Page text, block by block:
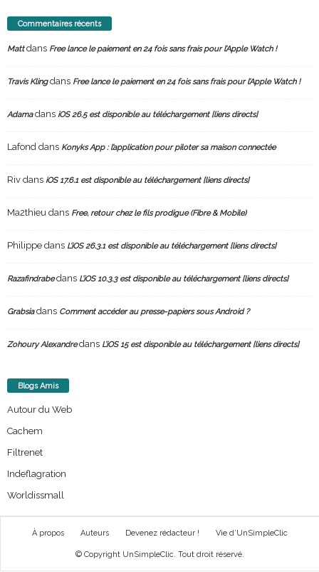
Commentaires récents
Mattdans Free lance le paiement en 24 fois sans frais pour l’Apple Watch !
Travis Klingdans Free lance le paiement en 24 fois sans frais pour l’Apple Watch !
Adamadans iOS 26.5 est disponible au téléchargement [liens directs]
Lafond dans Konyks App : l’application pour piloter sa maison connectée
Riv dans iOS 17.6.1 est disponible au téléchargement [liens directs]
Ma2thieu dans Free, retour chez le fils prodigue (Fibre & Mobile)
Philippe dans L’iOS 26.3.1 est disponible au téléchargement [liens directs]
Razafindrabedans L’iOS 10.3.3 est disponible au téléchargement [liens directs]
Grabsiadans Comment accéder au presse-papiers sous Android ?
Zohoury Alexandredans L’iOS 15 est disponible au téléchargement [liens directs]
Blogs Amis
Autour du Web
Cachem
Filtrenet
Indeflagration
Worldissmall
À propos Auteurs Devenez rédacteur ! Vie d’UnSimpleClic
© Copyright UnSimpleClic. Tout droit réservé.